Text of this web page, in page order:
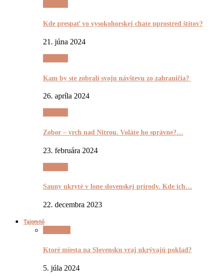
Kde prespať vo vysokohorskej chate uprostred štítov?
21. júna 2024
Kam by ste zobrali svoju návštevu zo zahraničia?
26. apríla 2024
Zobor – vrch nad Nitrou. Voláte ho správne?…
23. februára 2024
Sauny ukryté v lone slovenskej prírody. Kde ich…
22. decembra 2023
Tajomnô
Ktoré miesta na Slovensku vraj ukrývajú poklad?
5. júla 2024